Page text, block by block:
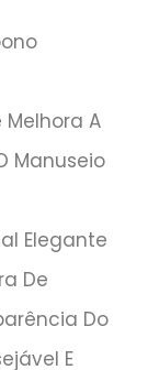
Melhora A
Manuseio
Elegante
De
Do
E